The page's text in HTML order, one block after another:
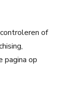
of
pagina op